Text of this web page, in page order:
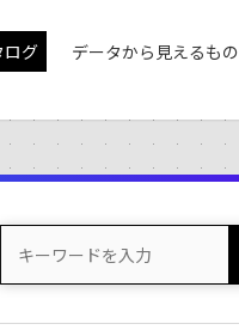
ログ データから見えるもの